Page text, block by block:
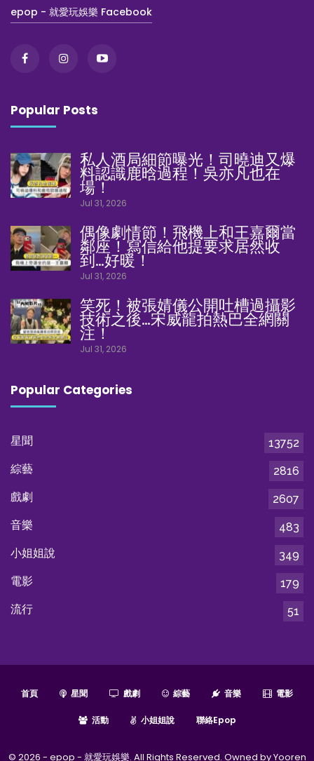
epop - 就愛玩娛樂 Facebook
Popular Posts
私人酒局細節曝光！司曉迪又爆
料認識鹿晗過程！吳亦凡也在
場！
Jul 31, 2026
偶像劇情節！飛機上和王嘉爾當
鄰座！寫信給他提要求居然收
到…好暖！
Jul 31, 2026
笑死！被張婧儀公開吐槽過攝影
技術之後…宋威龍拍熱巴全網關
注！
Jul 31, 2026
Popular Categories
星聞
13752
綜藝
2816
戲劇
2607
音樂
483
小姐姐說
349
電影
179
流行
51
首頁 星聞 戲劇 綜藝 音樂 電影
活動 小姐姐說 聯絡epop
© 2026 - epop - 就愛玩娛樂. All Rights Reserved. Owned by Yooren